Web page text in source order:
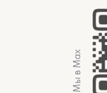
Мы в Max